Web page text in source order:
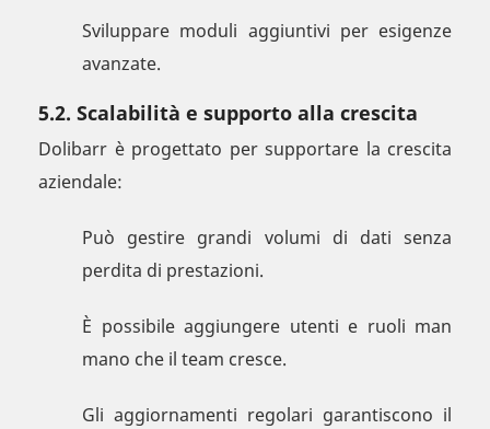
Sviluppare moduli aggiuntivi per esigenze
avanzate.
5.2. Scalabilità e supporto alla crescita
Dolibarr è progettato per supportare la crescita
aziendale:
Può gestire grandi volumi di dati senza
perdita di prestazioni.
È possibile aggiungere utenti e ruoli man
mano che il team cresce.
Gli aggiornamenti regolari garantiscono il